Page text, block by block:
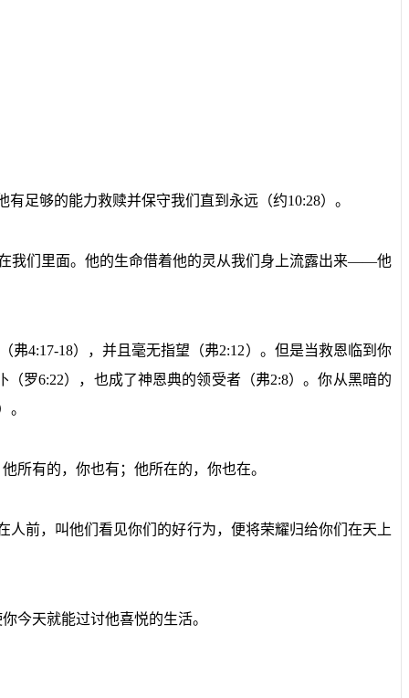
足够的能力救赎并保守我们直到永远（约10:28）。
我们里面。他的生命借着他的灵从我们身上流露出来——他
4:17-18），并且毫无指望（弗2:12）。但是当救恩临到你
罗6:22），也成了神恩典的领受者（弗2:8）。你从黑暗的
。
所有的，你也有；他所在的，你也在。
前，叫他们看见你们的好行为，便将荣耀归给你们在天上
今天就能过讨他喜悦的生活。